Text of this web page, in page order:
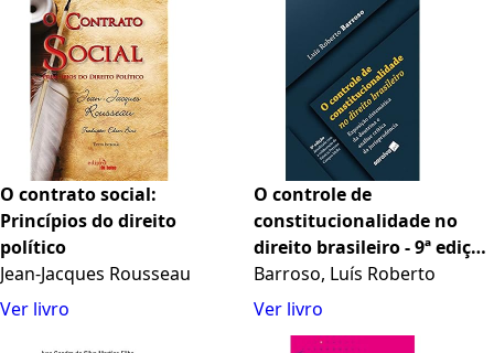
O contrato social:
Princípios do direito
político
Jean-Jacques Rousseau
Ver livro
O controle de
constitucionalidade no
direito brasileiro - 9ª edição
2022
Barroso, Luís Roberto
Ver livro